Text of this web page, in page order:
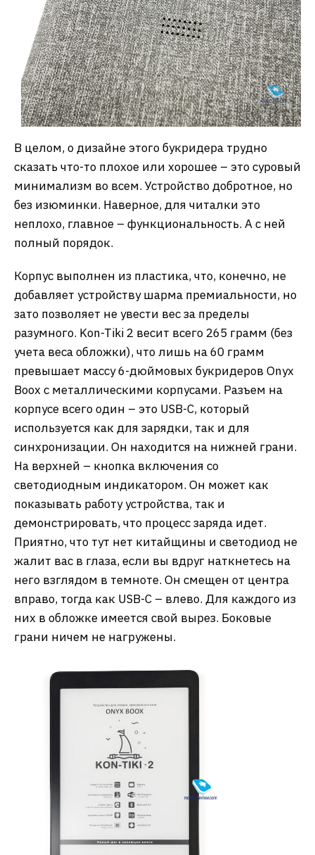
В целом, о дизайне этого букридера трудно
сказать что-то плохое или хорошее – это суровый
минимализм во всем. Устройство добротное, но
без изюминки. Наверное, для читалки это
неплохо, главное – функциональность. А с ней
полный порядок.
Корпус выполнен из пластика, что, конечно, не
добавляет устройству шарма премиальности, но
зато позволяет не увести вес за пределы
разумного. Kon-Tiki 2 весит всего 265 грамм (без
учета веса обложки), что лишь на 60 грамм
превышает массу 6-дюймовых букридеров Onyx
Boox с металлическими корпусами. Разъем на
корпусе всего один – это USB-C, который
используется как для зарядки, так и для
синхронизации. Он находится на нижней грани.
На верхней – кнопка включения со
светодиодным индикатором. Он может как
показывать работу устройства, так и
демонстрировать, что процесс заряда идет.
Приятно, что тут нет китайщины и светодиод не
жалит вас в глаза, если вы вдруг наткнетесь на
него взглядом в темноте. Он смещен от центра
вправо, тогда как USB-C – влево. Для каждого из
них в обложке имеется свой вырез. Боковые
грани ничем не нагружены.